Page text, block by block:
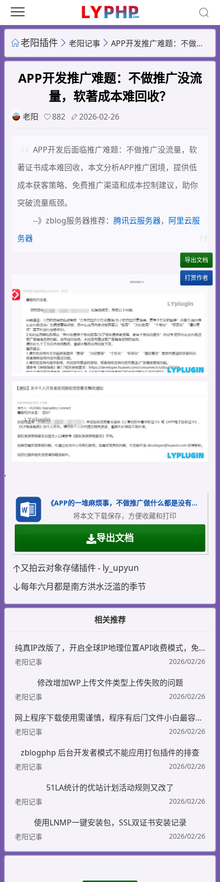
老阳插件 老阳记事 APP开发推广难题：不做推广没流量，软著成本难回收？
APP开发推广难题：不做推广没流
量，软著成本难回收？
老阳 882 2026-02-26
APP开发后面临推广难题：不做推广没流量，软
著证书成本难回收，本文分析APP推广困境，提供低
成本获客策略、免费推广渠道和成本控制建议，助你
突破流量瓶颈。
--》zblog服务器推荐： 腾讯云服务器， 阿里云服
务器
导出文档
打赏作者
《APP的一堆麻烦事，不做推广做什么都是没有流量，软著证书的钱都赚不回来》.docx
将本文下载保存，方便收藏和打印
导出文档
又拍云对象存储插件 - ly_upyun
每年六月都是南方洪水泛滥的季节
相关推荐
纯真IP改版了，开启全球IP地理位置API收费模式，免费的纯真IP地址数据库不能更新了
老阳记事 2026/02/26
修改增加WP上传文件类型上传失败的问题
老阳记事 2026/02/26
网上程序下载使用需谨慎，程序有后门文件小白最容易被坑
老阳记事 2026/02/26
zblogphp 后台开发者模式不能应用打包插件的排查
老阳记事 2026/02/26
51LA统计的优站计划活动规则又改了
老阳记事 2026/02/26
使用LNMP一键安装包，SSL双证书安装记录
老阳记事 2026/02/26